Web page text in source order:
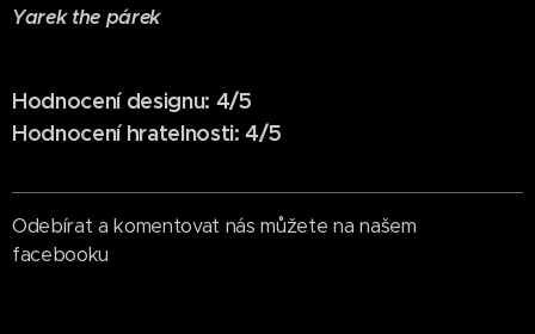
Yarek the párek
Hodnocení designu: 4/5
Hodnocení hratelnosti: 4/5
Odebírat a komentovat nás můžete na našem
facebooku